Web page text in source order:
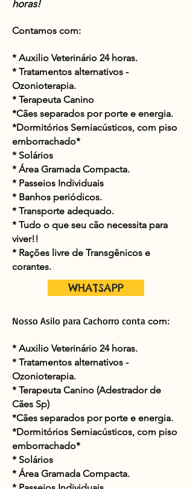
horas!
Contamos com:
* Auxilio Veterinário 24 horas.
* Tratamentos alternativos -
Ozonioterapia.
* Terapeuta Canino
*Cães separados por porte e energia.
*Dormitórios Semiacústicos, com piso
emborrachado*
* Solários
* Área Gramada Compacta.
* Passeios Individuais
* Banhos periódicos.
* Transporte adequado.
* Tudo o que seu cão necessita para
viver!!
* Rações livre de Transgênicos e
corantes.
WHATSAPP
Nosso Asilo para Cachorro conta com:
* Auxilio Veterinário 24 horas.
* Tratamentos alternativos -
Ozonioterapia.
* Terapeuta Canino (Adestrador de
Cães Sp)
*Cães separados por porte e energia.
*Dormitórios Semiacústicos, com piso
emborrachado*
* Solários
* Área Gramada Compacta.